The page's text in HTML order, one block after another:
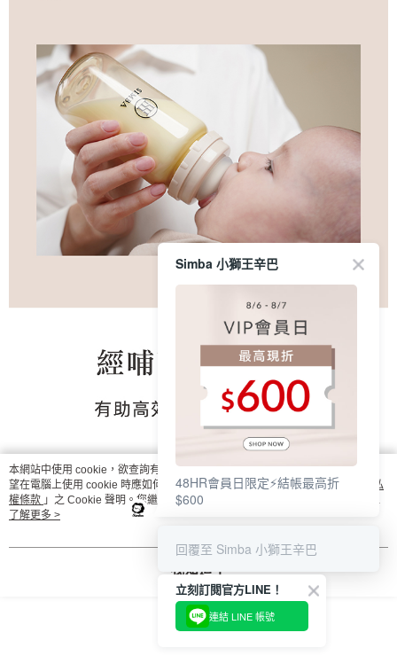
本網站中使用 cookie，欲查詢有關本網站使用 cookie 方式之詳情，及若您不希
望在電腦上使用 cookie 時應如何變更電腦的 cookie 設定，請參閱本網站「
隱私
權條款 」之 Cookie 聲明。您繼續使用本網站即表示您同意本公司得按本網站使
用條款之 Cookie 聲明使用 cookie。
了解更多 >
我知道了
Simba 小獅王辛巴
48HR會員日限定⚡結帳最高折
$600
回覆至 Simba 小獅王辛巴
立刻訂閱官方LINE！
連結 LINE 帳號